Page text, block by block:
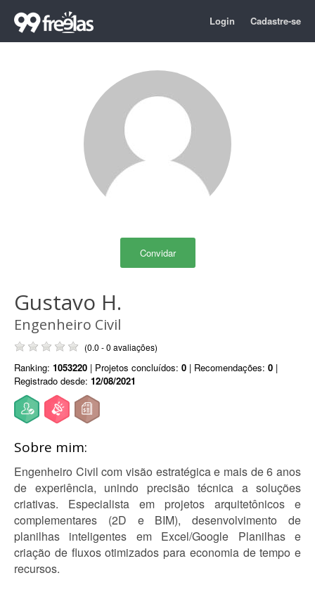
Login Cadastre-se
Convidar
Gustavo H.
Engenheiro Civil
(0.0 - 0 avaliações)
Ranking: 1053220 | Projetos concluídos: 0 | Recomendações: 0 |
Registrado desde: 12/08/2021
Sobre mim:
Engenheiro Civil com visão estratégica e mais de 6 anos
de experiência, unindo precisão técnica a soluções
criativas. Especialista em projetos arquitetônicos e
complementares (2D e BIM), desenvolvimento de
planilhas inteligentes em Excel/Google Planilhas e
criação de fluxos otimizados para economia de tempo e
recursos.